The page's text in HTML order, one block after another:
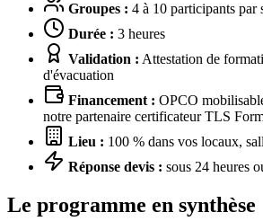
Groupes : 4 à 10 participants par
Durée : 3 heures
Validation : Attestation de
d'évacuation
Financement : OPCO
notre partenaire certificateur TLS
Lieu : 100 % dans vos locaux,
Réponse devis : sous 24 heures
Le programme en synthèse